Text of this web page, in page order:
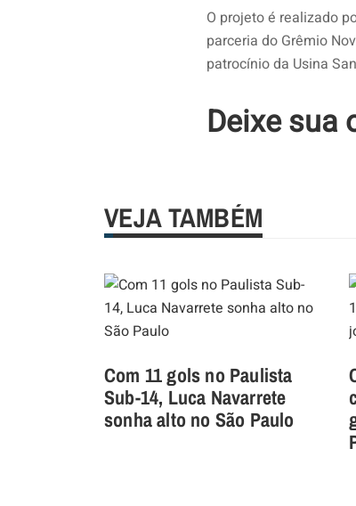
O projeto é realizado
parceria do Grêmio
patrocínio da Usina
Deixe sua
VEJA TAMBÉM
Com 11 gols no Paulista
Sub-14, Luca Navarrete
sonha alto no São Paulo